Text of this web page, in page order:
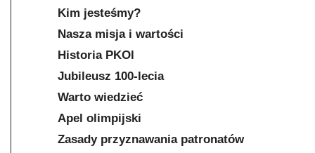
Kim jesteśmy?
Nasza misja i wartości
Historia PKOl
Jubileusz 100-lecia
Warto wiedzieć
Apel olimpijski
Zasady przyznawania patronatów